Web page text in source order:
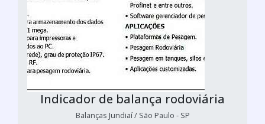
Indicador de balança rodoviária
Balanças Jundiaí / São Paulo - SP